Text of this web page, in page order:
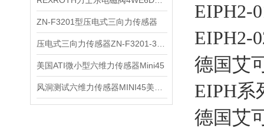
ZN-F3201型压电式三向力传感器
美国ATI微小型六维力传感器Mini45
EIPH2-
EIPH2-
德国艾
EIPH系
德国艾